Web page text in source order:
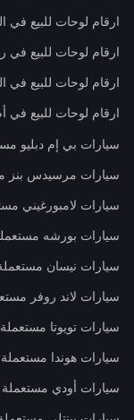
ارقام لوحات للبيع في
ارقام لوحات للبيع في
ارقام لوحات للبيع في
ارقام لوحات للبيع في
سيارات بي إم دبليو
سيارات مرسيدس بنز
سيارات لامبورغيني
سيارات بورشه
سيارات نيسان مستعملة
سيارات لاند روفر
سيارات تويوتا مستعملة
سيارات هوندا مستعملة
سيارات أودي مستعملة